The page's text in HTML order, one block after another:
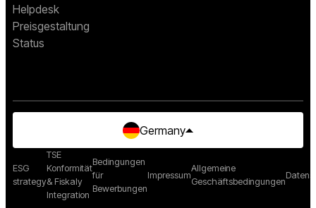
Helpdesk
Preisgestaltung
Status
Germany
ESG
strategy
TSE
Konformität
& Fiskaly
Integration
Bedingungen
für
Bewerbungen
Impressum
Allgemeine
Geschäftsbedingungen